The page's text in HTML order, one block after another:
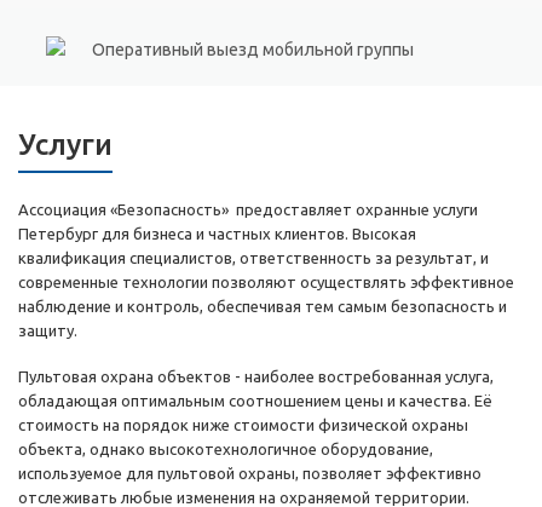
Оперативный выезд мобильной группы
Услуги
Ассоциация «Безопасность» предоставляет охранные услуги
Петербург для бизнеса и частных клиентов. Высокая
квалификация специалистов, ответственность за результат, и
современные технологии позволяют осуществлять эффективное
наблюдение и контроль, обеспечивая тем самым безопасность и
защиту.
Пультовая охрана объектов - наиболее востребованная услуга,
обладающая оптимальным соотношением цены и качества. Её
стоимость на порядок ниже стоимости физической охраны
объекта, однако высокотехнологичное оборудование,
используемое для пультовой охраны, позволяет эффективно
отслеживать любые изменения на охраняемой территории.